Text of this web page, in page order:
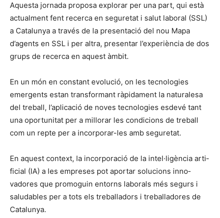
Aque­s­ta jor­na­da pro­posa explo­rar per una part, qui està
actual­ment fent recer­ca en segure­tat i salut lab­o­ral (SSL)
a Catalun­ya a través de la pre­sentació del nou Mapa
d’agents en SSL i per altra, pre­sen­tar l’experiència de dos
grups de recer­ca en aque­st àmbit.
En un món en con­stant evolu­ció, on les tec­nolo­gies
emer­gents estan trans­for­mant ràp­i­da­ment la nat­u­rale­sa
del tre­ball, l’aplicació de noves tec­nolo­gies esde­vé tant
una opor­tu­ni­tat per a mil­lo­rar les condi­cions de tre­ball
com un repte per a incor­po­rar-les amb segure­tat.
En aque­st con­text, la incor­po­ració de la intel·ligència arti­
fi­cial (IA) a les emp­re­ses pot apor­tar solu­cions inno­
vadores que pro­mogu­in entorns lab­o­rals més segurs i
salud­ables per a tots els tre­bal­ladors i tre­bal­ladores de
Catalun­ya.